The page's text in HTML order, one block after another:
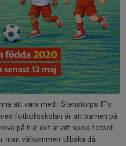
att vara med i Stenstorps IF’s
fotbollsskolan är att barnen på
på hur det är att spela fotboll.
man välkommen tillbaka då